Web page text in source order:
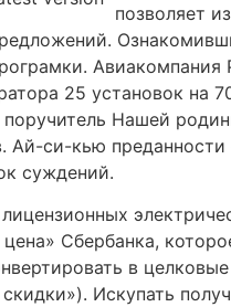
позволяет
Авиакомпания
25 установок на
Нашей
Ай-си-кью
суждений.
цена» Сбербанка,
в
Искупать